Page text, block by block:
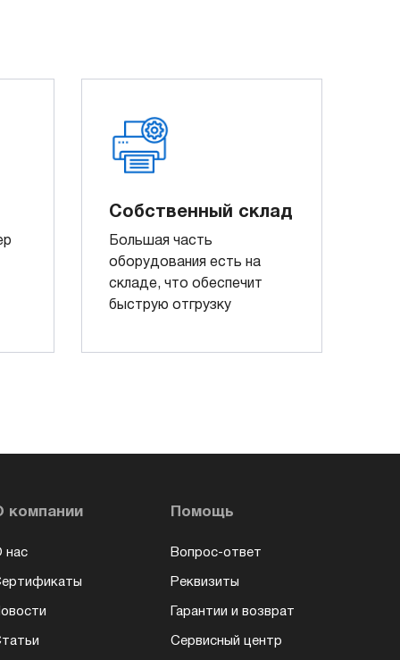
Собственный склад
Большая часть
оборудования есть на
складе, что обеспечит
быструю отгрузку
компании
нас
Помощь
Вопрос-ответ
Реквизиты
Гарантии и возврат
Сервисный центр